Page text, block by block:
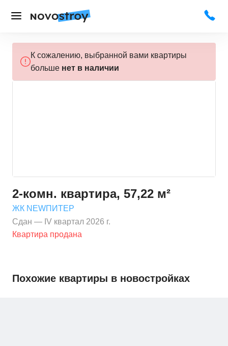
К сожалению, выбранной вами квартиры
больше нет в наличии
2-комн. квартира, 57,22 м²
ЖК NEWПИТЕР
Сдан — IV квартал 2026 г.
Квартира продана
Похожие квартиры в новостройках